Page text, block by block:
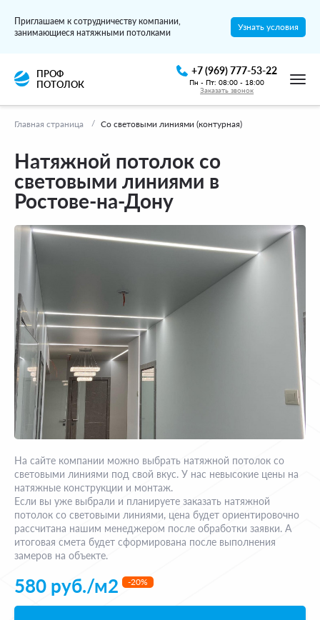
Приглашаем к сотрудничеству компании,
занимающиеся натяжными потолками
Узнать условия
ПРОФ
ПОТОЛОК
+7 (969) 777-53-22
Пн - Пт: 08:00 - 18:00
Заказать звонок
Главная страница Со световыми линиями (контурная)
Натяжной потолок со
световыми линиями в
Ростове-на-Дону
На сайте компании можно выбрать натяжной потолок со
световыми линиями под свой вкус. У нас невысокие цены на
натяжные конструкции и монтаж.
Если вы уже выбрали и планируете заказать натяжной
потолок со световыми линиями, цена будет ориентировочно
рассчитана нашим менеджером после обработки заявки. А
итоговая смета будет сформирована после выполнения
замеров на объекте.
580 руб./м2 -20%